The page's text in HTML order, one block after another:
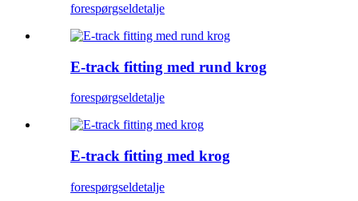
forespørgseldetalje
E-track fitting med rund krog
forespørgseldetalje
E-track fitting med krog
forespørgseldetalje